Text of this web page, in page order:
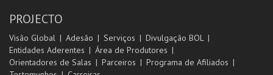
PROJECTO
Visão Global Adesão Serviços
Divulgação BOL
Entidades Aderentes
Área de Produtores
Orientadores de Salas
Parceiros
Programa de Afiliados